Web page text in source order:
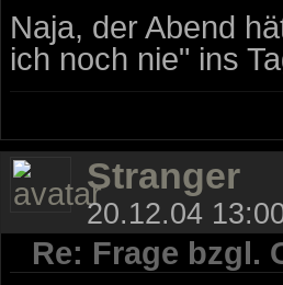
Naja, der Abend
ich noch nie" ins
Stranger
20.12.04
Re: Frage bzgl.